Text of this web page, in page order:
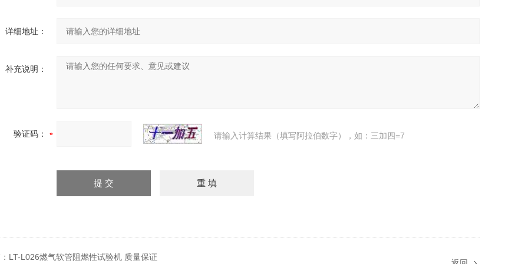
详细地址：
补充说明：
验证码： 请输入计算结果（填写阿拉伯数字），如：三加四=7
LT-L026燃气软管阻燃性试验机 质量保证